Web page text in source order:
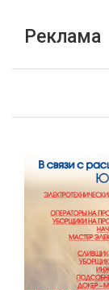
Реклама